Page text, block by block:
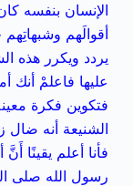
الإنسان بنفسه
أقوالَهم وشبهاتِهم
يردد ويكرر هذه
عليها فاعلمْ
فتكوين فكرة
الشنيعة أنه
فأنا أعلم يقينًا
رسول الله صلى